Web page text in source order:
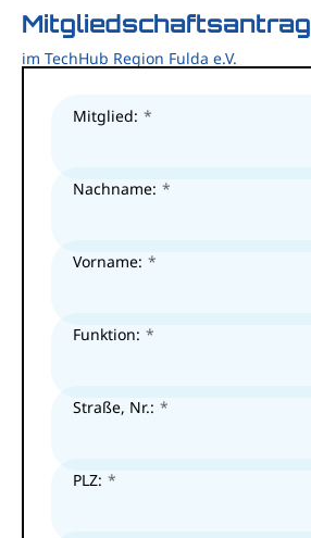
Mitgliedschaftsantrag
im TechHub Region Fulda e.V.
Mitglied:
Nachname:
Vorname:
Funktion:
Straße, Nr.:
PLZ: